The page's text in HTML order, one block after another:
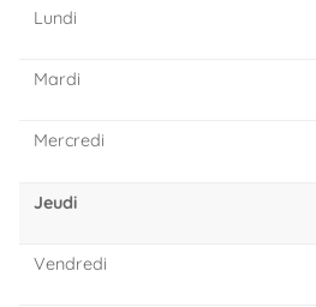
Lundi
Mardi
Mercredi
Jeudi
Vendredi